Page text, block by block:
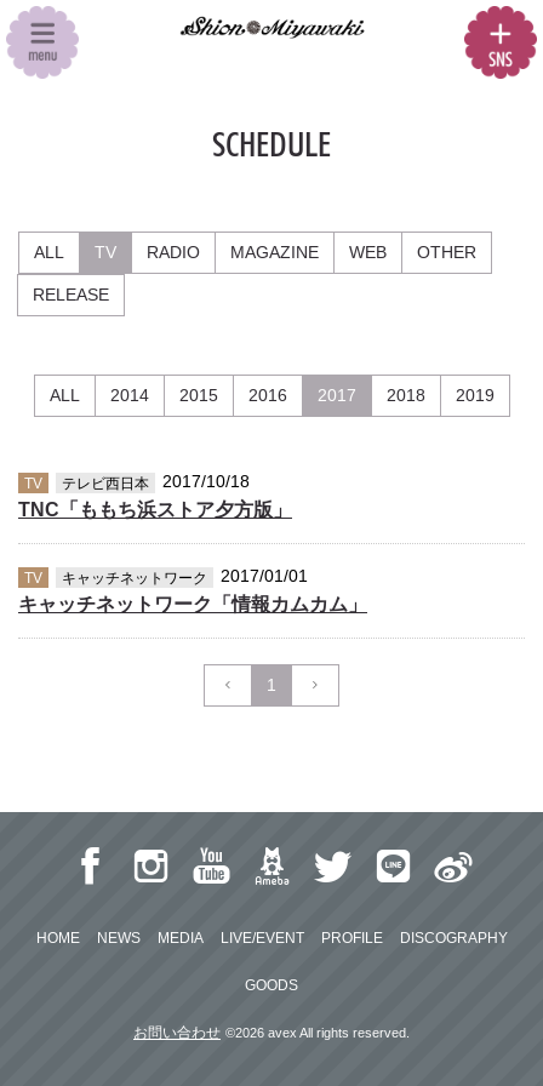
SCHEDULE
ALL TV RADIO MAGAZINE WEB OTHER
RELEASE
ALL 2014 2015 2016 2017 2018 2019
TV テレビ西日本 2017/10/18
TNC「ももち浜ストア夕方版」
TV キャッチネットワーク 2017/01/01
キャッチネットワーク「情報カムカム」
1
HOME NEWS MEDIA LIVE/EVENT PROFILE DISCOGRAPHY
GOODS
お問い合わせ ©2026 avex All rights reserved.